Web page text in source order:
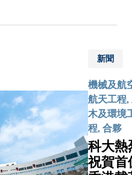
器將於未
兩年或更
時間提供
主、可控
具高精準
的二氧化
與甲烷排
監測數據
香港航天
篇章。為
證這歷史
時刻，香
科技大學
（科大）
50名師生
新聞
機械及航
航天工程,
木及環境
程, 合夥
科大熱
祝賀首